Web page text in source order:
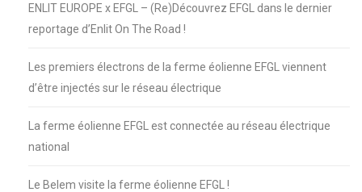
ENLIT EUROPE x EFGL – (Re)Découvrez EFGL dans le dernier
reportage d’Enlit On The Road !
Les premiers électrons de la ferme éolienne EFGL viennent
d’être injectés sur le réseau électrique
La ferme éolienne EFGL est connectée au réseau électrique
national
Le Belem visite la ferme éolienne EFGL !